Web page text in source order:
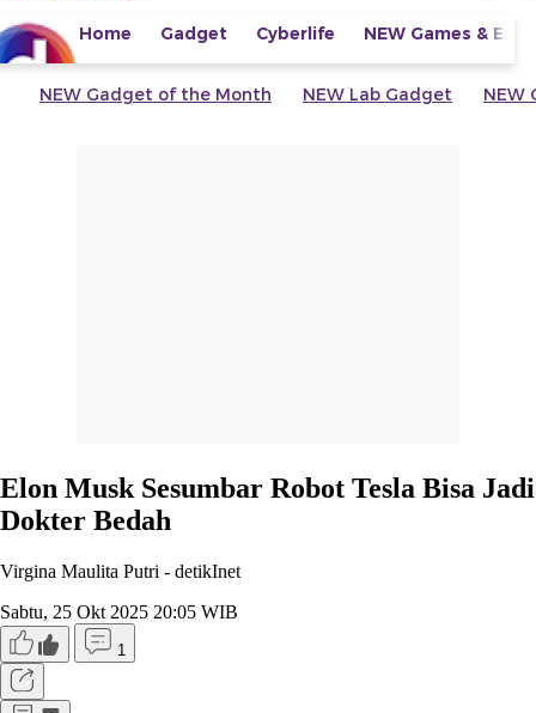
Home Gadget Cyberlife NEW Games &
NEW Gadget of the Month NEW Lab Gadget NEW
Elon Musk Sesumbar Robot Tesla Bisa Jadi
Dokter Bedah
Virgina Maulita Putri - detikInet
Sabtu, 25 Okt 2025 20:05 WIB
1